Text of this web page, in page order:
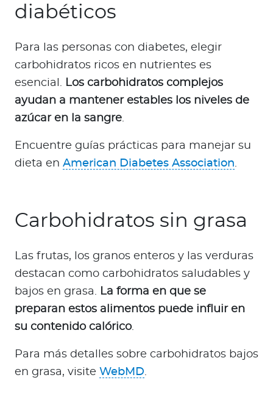
diabéticos
Para las personas con diabetes, elegir
carbohidratos ricos en nutrientes es
esencial. Los carbohidratos complejos
ayudan a mantener estables los niveles de
azúcar en la sangre.
Encuentre guías prácticas para manejar su
dieta en American Diabetes Association.
Carbohidratos sin grasa
Las frutas, los granos enteros y las verduras
destacan como carbohidratos saludables y
bajos en grasa. La forma en que se
preparan estos alimentos puede influir en
su contenido calórico.
Para más detalles sobre carbohidratos bajos
en grasa, visite WebMD.